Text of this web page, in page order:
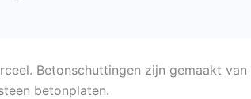
Betonschuttingen zijn gemaakt van
betonplaten.